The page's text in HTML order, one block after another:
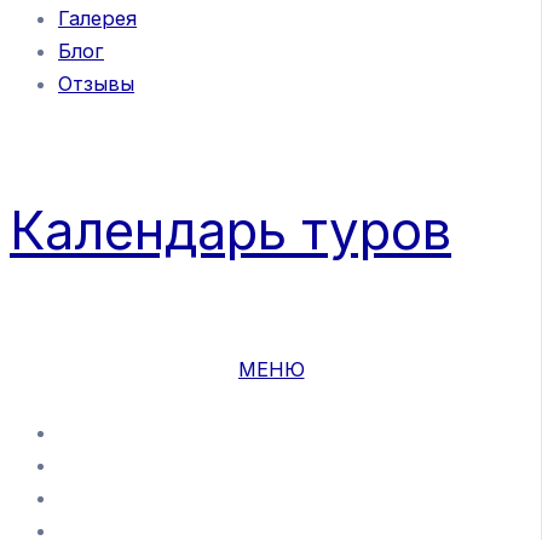
Галерея
Блог
Отзывы
Календарь туров
МЕНЮ